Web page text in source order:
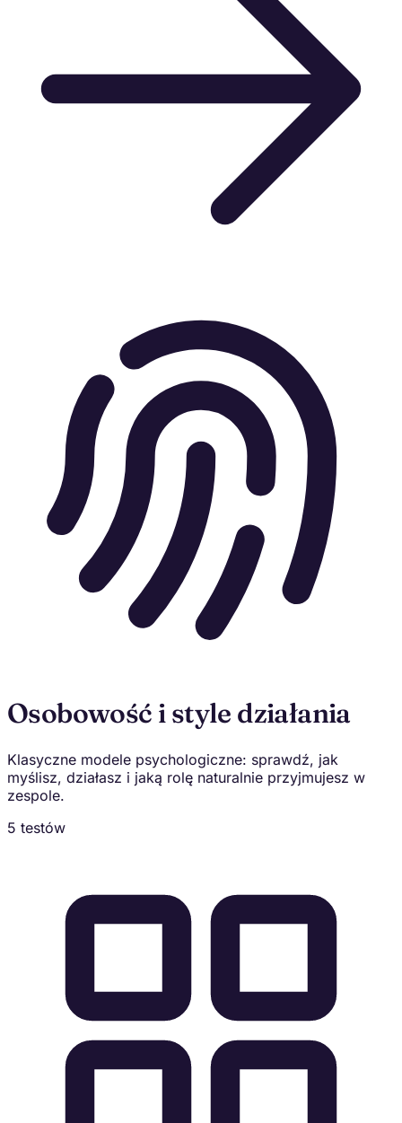
Osobowość i style działania
Klasyczne modele psychologiczne: sprawdź, jak
myślisz, działasz i jaką rolę naturalnie przyjmujesz w
zespole.
5 testów